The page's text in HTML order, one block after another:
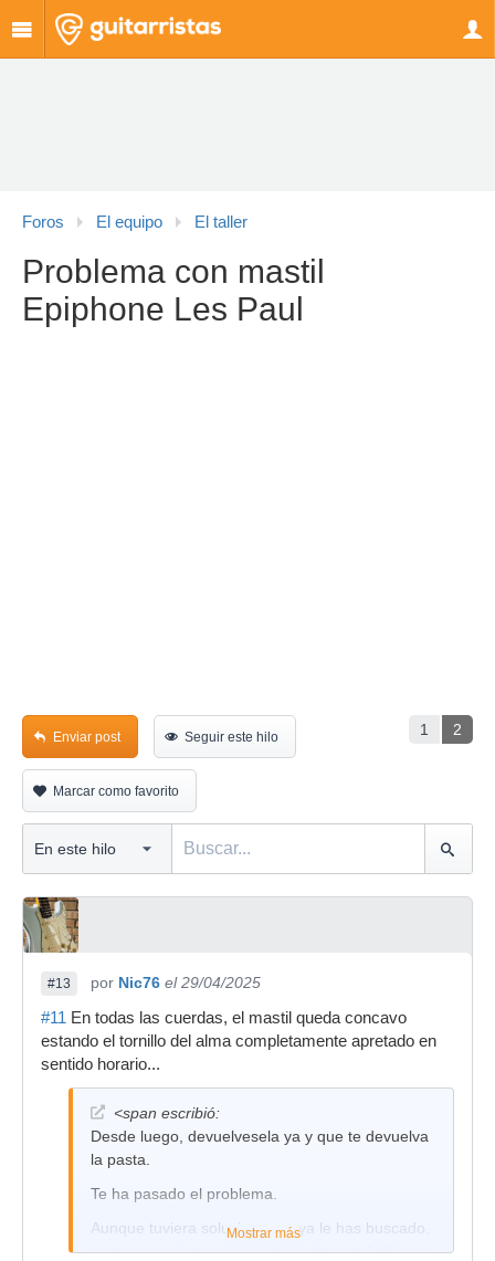
Foros El equipo El taller
Problema con mastil
Epiphone Les Paul
1 2
Enviar post Seguir este hilo
Marcar como favorito
#13 por Nic76 el 29/04/2025
#11 En todas las cuerdas, el mastil queda concavo
estando el tornillo del alma completamente apretado en
sentido horario...
<span escribió:
Desde luego, devuelvesela ya y que te devuelva
la pasta.
Te ha pasado el problema.
Aunque tuviera solucion, que ya le has buscado,
no mereces tener que gastar extras en luthier, a
Mostrar más